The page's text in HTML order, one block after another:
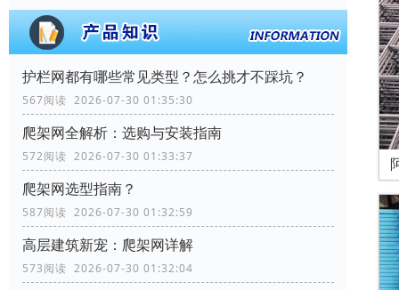
‌护栏网‌都有哪些常见类型？怎么挑才不踩坑？
567阅读 2026-07-30 01:35:30
爬架网全解析：选购与安装指南
572阅读 2026-07-30 01:33:37
爬架网选型指南？
587阅读 2026-07-30 01:32:59
高层建筑新宠：爬架网详解
573阅读 2026-07-30 01:32:04